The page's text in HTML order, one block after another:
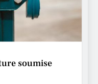
soumise